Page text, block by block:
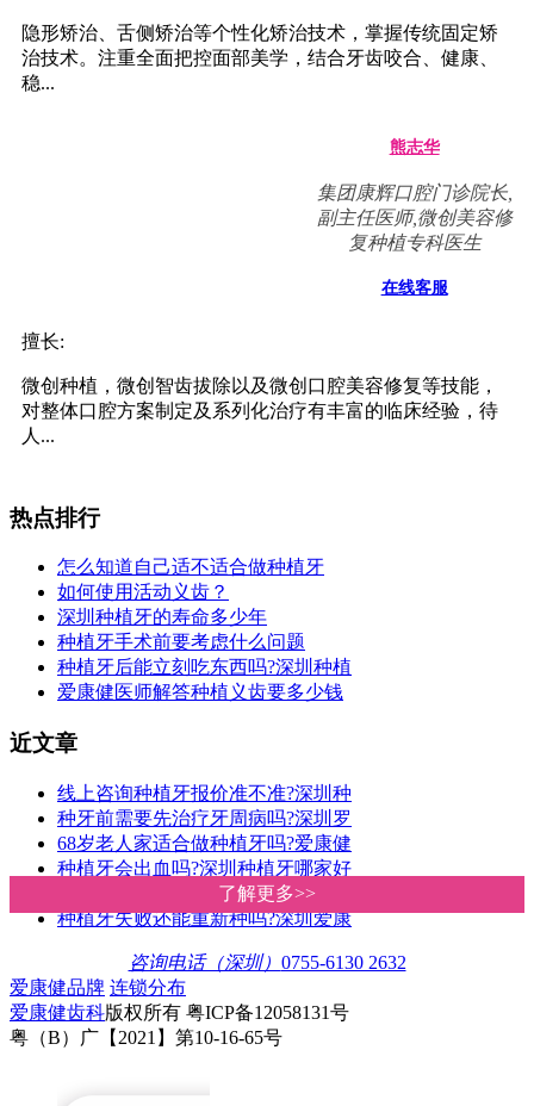
了解更多>>
了解更多>>
隐形矫治、舌侧矫治等个性化矫治技术，掌握传统固定矫
治技术。注重全面把控面部美学，结合牙齿咬合、健康、
稳...
熊志华
集团康辉口腔门诊院长,
副主任医师,微创美容修
复种植专科医生
在线客服
擅长:
微创种植，微创智齿拔除以及微创口腔美容修复等技能，
对整体口腔方案制定及系列化治疗有丰富的临床经验，待
人...
热点排行
怎么知道自己适不适合做种植牙
如何使用活动义齿？
深圳种植牙的寿命多少年
种植牙手术前要考虑什么问题
种植牙后能立刻吃东西吗?深圳种植
爱康健医师解答种植义齿要多少钱
近文章
线上咨询种植牙报价准不准?深圳种
种牙前需要先治疗牙周病吗?深圳罗
68岁老人家适合做种植牙吗?爱康健
种植牙会出血吗?深圳种植牙哪家好
深圳种植牙价格多少钱一颗?爱康健
种植牙失败还能重新种吗?深圳爱康
咨询电话（深圳） 0755-6130 2632
爱康健品牌 连锁分布
爱康健齿科版权所有 粤ICP备12058131号
粤（B）广【2021】第10-16-65号